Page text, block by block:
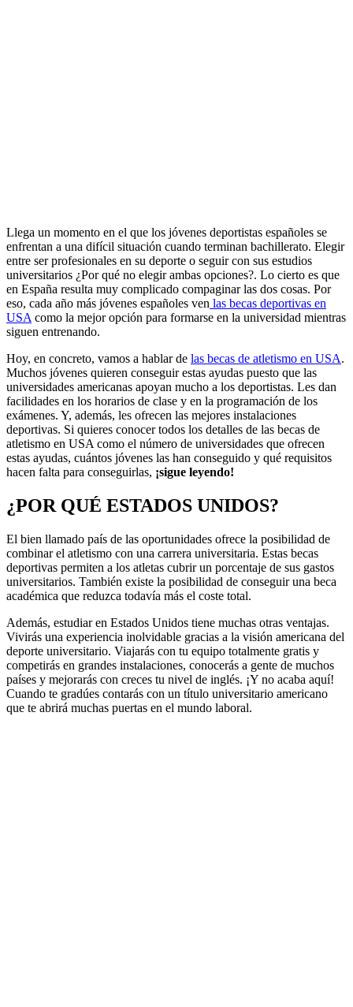
Llega un momento en el que los jóvenes deportistas españoles se
enfrentan a una difícil situación cuando terminan bachillerato. Elegir
entre ser profesionales en su deporte o seguir con sus estudios
universitarios ¿Por qué no elegir ambas opciones?. Lo cierto es que
en España resulta muy complicado compaginar las dos cosas. Por
eso, cada año más jóvenes españoles ven las becas deportivas en
USA como la mejor opción para formarse en la universidad mientras
siguen entrenando.
Hoy, en concreto, vamos a hablar de las becas de atletismo en USA.
Muchos jóvenes quieren conseguir estas ayudas puesto que las
universidades americanas apoyan mucho a los deportistas. Les dan
facilidades en los horarios de clase y en la programación de los
exámenes. Y, además, les ofrecen las mejores instalaciones
deportivas. Si quieres conocer todos los detalles de las becas de
atletismo en USA como el número de universidades que ofrecen
estas ayudas, cuántos jóvenes las han conseguido y qué requisitos
hacen falta para conseguirlas, ¡sigue leyendo!
¿POR QUÉ ESTADOS UNIDOS?
El bien llamado país de las oportunidades ofrece la posibilidad de
combinar el atletismo con una carrera universitaria. Estas becas
deportivas permiten a los atletas cubrir un porcentaje de sus gastos
universitarios. También existe la posibilidad de conseguir una beca
académica que reduzca todavía más el coste total.
Además, estudiar en Estados Unidos tiene muchas otras ventajas.
Vivirás una experiencia inolvidable gracias a la visión americana del
deporte universitario. Viajarás con tu equipo totalmente gratis y
competirás en grandes instalaciones, conocerás a gente de muchos
países y mejorarás con creces tu nivel de inglés. ¡Y no acaba aquí!
Cuando te gradúes contarás con un título universitario americano
que te abrirá muchas puertas en el mundo laboral.